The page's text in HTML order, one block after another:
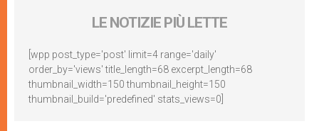
LE NOTIZIE PIÙ LETTE
[wpp post_type='post' limit=4 range='daily'
order_by='views' title_length=68 excerpt_length=68
thumbnail_width=150 thumbnail_height=150
thumbnail_build='predefined' stats_views=0]